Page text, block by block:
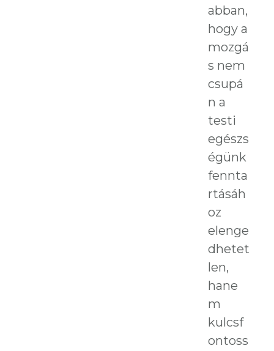
abban,
hogy a
mozgá
s nem
csupá
n a
testi
egészs
égünk
fennta
rtásáh
oz
elenge
dhetet
len,
hane
m
kulcsf
ontoss